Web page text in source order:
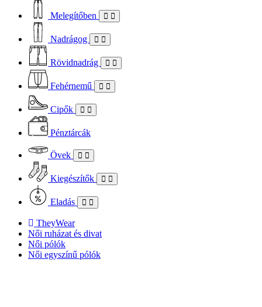
Melegítőben
Nadrágog
Rövidnadrág
Fehérnemű
Cipők
Pénztárcák
Övek
Kiegészítők
Eladás
TheyWear
Női ruházat és divat
Női pólók
Női egyszínű pólók